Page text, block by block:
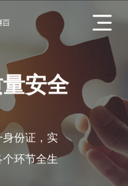
安全
份证，实
环节全生